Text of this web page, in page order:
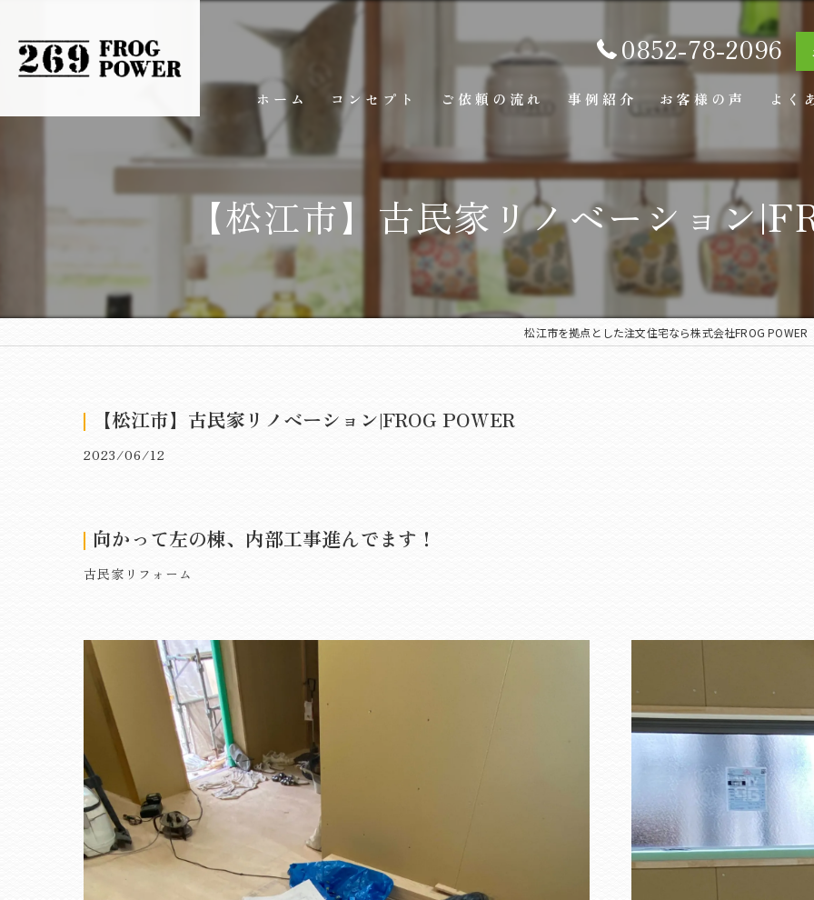
0852-78-2096
ホーム コンセプト ご依頼の流れ 事例紹介 お客様の声 よく
【松江市】古民家リノベーション
松江市を拠点とした注文住宅なら株式会社FROG POWER
【松江市】古民家リノベーション|FROG POWER
2023/06/12
向かって左の棟、内部工事進んでます！
古民家リフォーム